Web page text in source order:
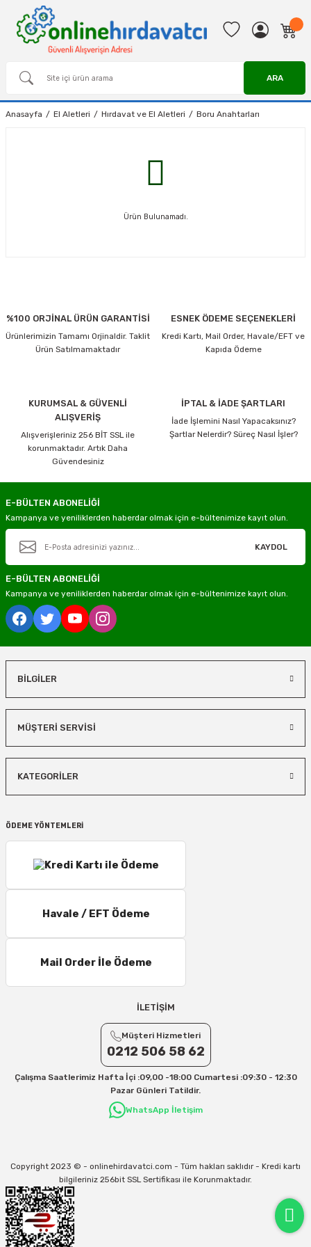
ARA
Anasayfa El Aletleri Hırdavat ve El Aletleri Boru Anahtarları
Ürün Bulunamadı.
%100 ORJİNAL ÜRÜN GARANTİSİ
Ürünlerimizin Tamamı Orjinaldir. Taklit
Ürün Satılmamaktadır
ESNEK ÖDEME SEÇENEKLERİ
Kredi Kartı, Mail Order, Havale/EFT ve
Kapıda Ödeme
KURUMSAL & GÜVENLİ
ALIŞVERİŞ
Alışverişleriniz 256 BİT SSL ile
korunmaktadır. Artık Daha
Güvendesiniz
İPTAL & İADE ŞARTLARI
İade İşlemini Nasıl Yapacaksınız?
Şartlar Nelerdir? Süreç Nasıl İşler?
E-BÜLTEN ABONELİĞİ
Kampanya ve yeniliklerden haberdar olmak için e-bültenimize kayıt olun.
KAYDOL
E-BÜLTEN ABONELİĞİ
Kampanya ve yeniliklerden haberdar olmak için e-bültenimize kayıt olun.
BİLGİLER
MÜŞTERİ SERVİSİ
KATEGORİLER
ÖDEME YÖNTEMLERİ
Havale / EFT Ödeme
Mail Order İle Ödeme
İLETİŞİM
Müşteri Hizmetleri
0212 506 58 62
Çalışma Saatlerimiz Hafta İçi :09,00 -18:00 Cumartesi :09:30 - 12:30
Pazar Günleri Tatildir.
WhatsApp İletişim
Copyright 2023 © - onlinehirdavatci.com - Tüm hakları saklıdır - Kredi kartı
bilgileriniz 256bit SSL Sertifikası ile Korunmaktadır.